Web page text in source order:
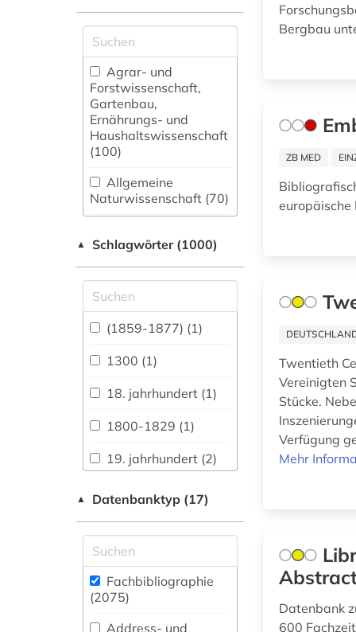
Agrar- und
Forstwissenschaft,
Gartenbau,
Ernährungs- und
Haushaltswissenschaft
(100)
Allgemeine
Naturwissenschaft (70)
fachübergreifende
Allgemeine und
vergleichende Sprach-
und
Literaturwissenschaft.
Indogermanistik.
Außereuropäische
Sprachen und
Literaturen (137)
Anglistik.
Amerikanistik (100)
Vermessungswesen
(85)
Biologie,
Biotechnologie (196)
▲ Schlagwörter (1000)
(1859-1877) (1)
1300 (1)
18. jahrhundert (1)
1800-1829 (1)
19. jahrhundert (2)
1980-1989 (1)
abbildung (1)
abfallwirtschaft (1)
abfluss (1)
abkürzung (1)
▲ Datenbanktyp (17)
Fachbibliographie
(2075)
Address- und
Bergbau
ZB MED
Twentieth
Vereinigten
Stücke.
Verfügung
Mehr
Datenbank
600